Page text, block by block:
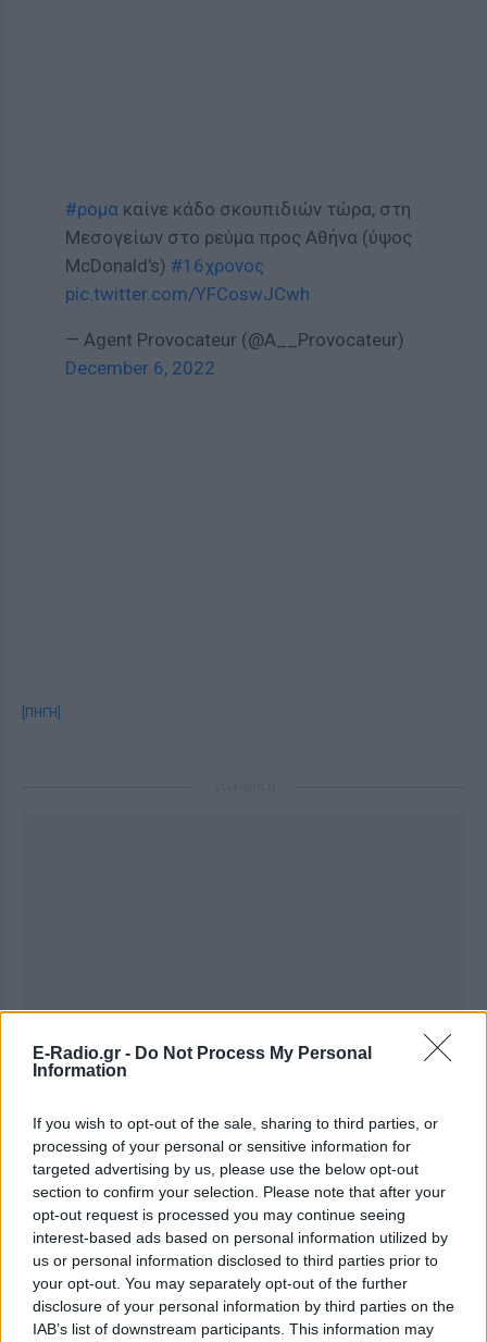
E-Radio.gr - Do Not Process My Personal
Information
If you wish to opt-out of the sale, sharing to third parties, or
processing of your personal or sensitive information for
targeted advertising by us, please use the below opt-out
section to confirm your selection. Please note that after your
opt-out request is processed you may continue seeing
interest-based ads based on personal information utilized by
us or personal information disclosed to third parties prior to
your opt-out. You may separately opt-out of the further
disclosure of your personal information by third parties on the
IAB’s list of downstream participants. This information may
#ρομα καίνε κάδο σκουπιδιών τώρα, στη
Μεσογείων στο ρεύμα προς Αθήνα (ύψος
McDonald's) #16χρονος
pic.twitter.com/YFCoswJCwh
— Agent Provocateur (@A__Provocateur)
December 6, 2022
[ΠΗΓΗ]
Ακολουθήστε το E-Radio.gr στο Google News
και μάθετε πρώτοιτα πιο hot νέα.